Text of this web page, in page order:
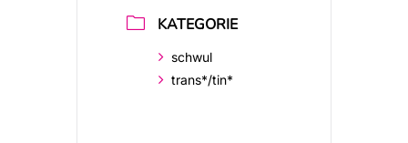
KATEGORIE
schwul
trans*/tin*